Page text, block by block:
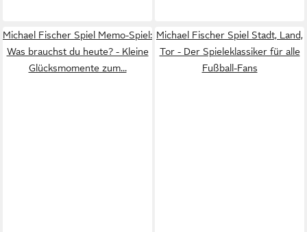
Michael Fischer Spiel Memo-Spiel:
Was brauchst du heute? - Kleine
Glücksmomente zum...
Michael Fischer Spiel Stadt, Land,
Tor - Der Spieleklassiker für alle
Fußball-Fans